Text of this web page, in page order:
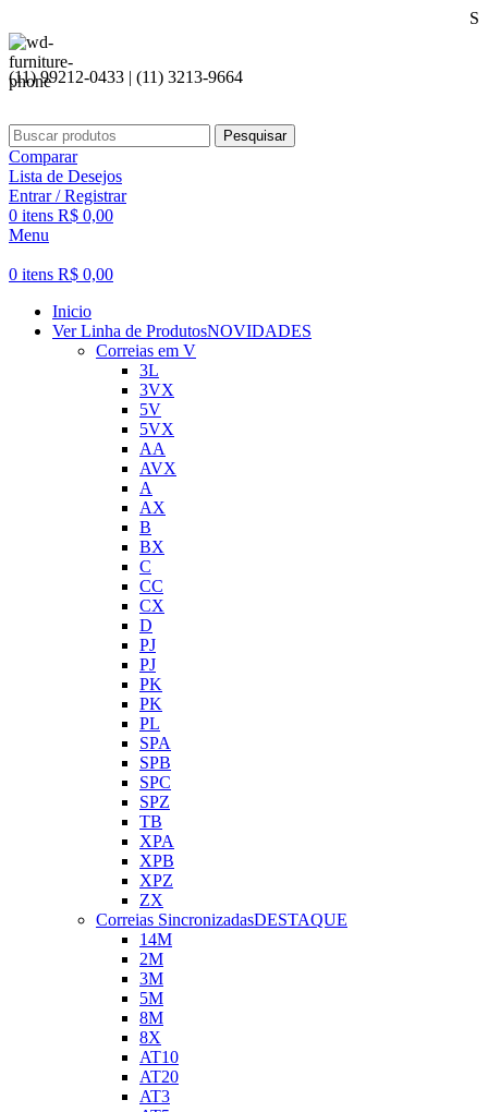
Seja bem
(11) 99212-0433 | (11) 3213-9664
Pesquisar
Comparar
Lista de Desejos
Entrar / Registrar
0 itens R$ 0,00
Menu
0 itens R$ 0,00
Inicio
Ver Linha de ProdutosNOVIDADES
Correias em V
3L
3VX
5V
5VX
AA
AVX
A
AX
B
BX
C
CC
CX
D
PJ
PJ
PK
PK
PL
SPA
SPB
SPC
SPZ
TB
XPA
XPB
XPZ
ZX
Correias SincronizadasDESTAQUE
14M
2M
3M
5M
8M
8X
AT10
AT20
AT3